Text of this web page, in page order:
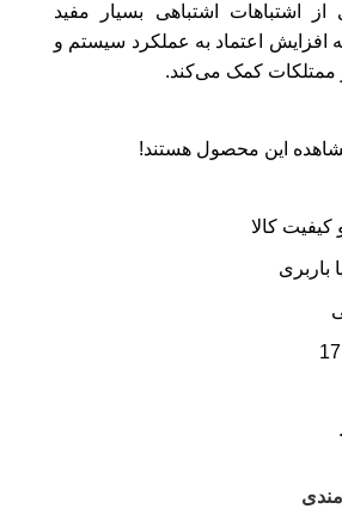
اشتباهات اشتباهی بسیار مفید
افزایش اعتماد به عملکرد سیستم و
و ممتلکات کمک می‌کند.
این محصول هستند!
کالا
باربری